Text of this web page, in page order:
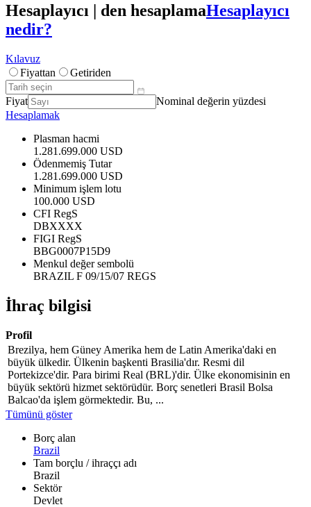
Hesaplayıcı | den hesaplamaHesaplayıcı
nedir?
Kılavuz
Fiyattan
Getiriden
Fiyat
Nominal değerin yüzdesi
Hesaplamak
Plasman hacmi
1.281.699.000 USD
Ödenmemiş Tutar
1.281.699.000 USD
Minimum işlem lotu
100.000 USD
CFI RegS
DBXXXX
FIGI RegS
BBG0007P15D9
Menkul değer sembolü
BRAZIL F 09/15/07 REGS
İhraç bilgisi
Profil
Brezilya, hem Güney Amerika hem de Latin Amerika'daki en
büyük ülkedir. Ülkenin başkenti Brasilia'dır. Resmi dil
Portekizce'dir. Para birimi Real (BRL)'dir. Ülke ekonomisinin en
büyük sektörü hizmet sektörüdür. Borç senetleri Brasil Bolsa
Balcao'da işlem görmektedir. Bu, ...
Tümünü göster
Borç alan
Brazil
Tam borçlu / ihraççı adı
Brazil
Sektör
Devlet